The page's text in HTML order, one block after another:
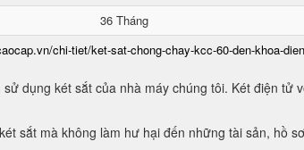
36 Tháng
chi-tiet/ket-sat-chong-chay-kcc-60-den-khoa-
dụng két sắt của nhà máy chúng tôi. Két điện tử
sắt mà không làm hư hại đến những tài sản, hồ